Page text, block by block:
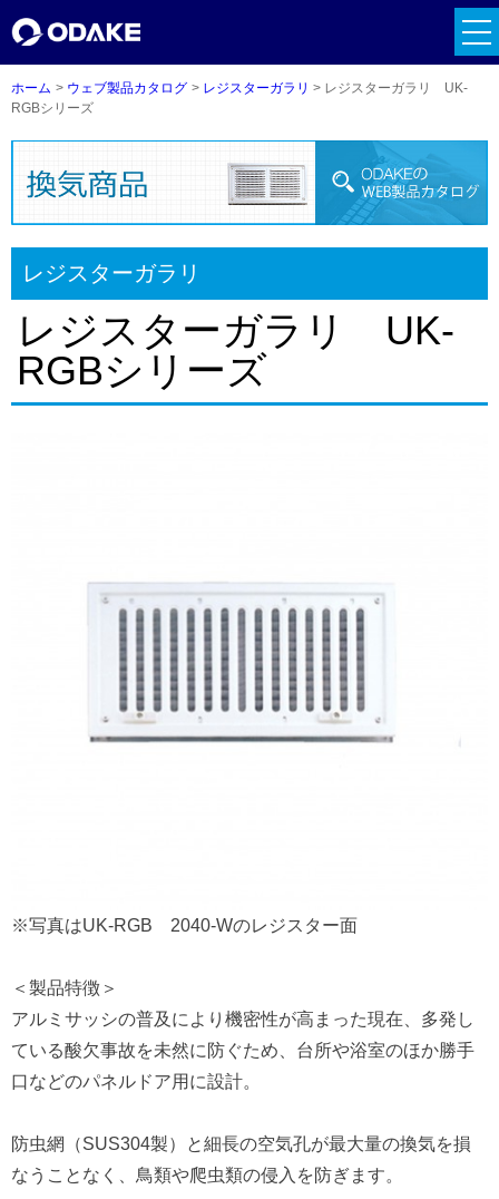
ホーム ウェブ製品カタログ レジスターガラリ
レジスターガラリ UK-
RGBシリーズ
レジスターガラリ
レジスターガラリ UK-
RGBシリーズ
※写真はUK-RGB 2040-Wのレジスター面
＜製品特徴＞
アルミサッシの普及により機密性が高まった現在、多発し
ている酸欠事故を未然に防ぐため、台所や浴室のほか勝手
口などのパネルドア用に設計。
防虫網（SUS304製）と細長の空気孔が最大量の換気を損
なうことなく、鳥類や爬虫類の侵入を防ぎます。